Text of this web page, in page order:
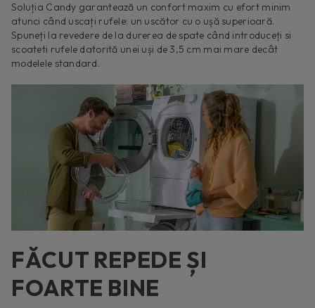
Soluția Candy garantează un confort maxim cu efort minim
atunci când uscați rufele: un uscător cu o ușă superioară.
Spuneți la revedere de la durerea de spate când introduceți si
scoateti rufele datorită unei uși de 3,5 cm mai mare decât
modelele standard.
FĂCUT REPEDE ȘI
FOARTE BINE